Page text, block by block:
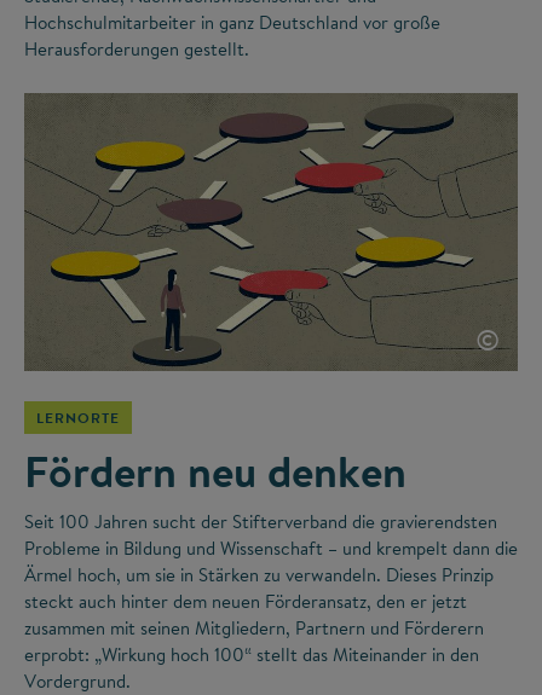
Hochschulmitarbeiter in ganz Deutschland vor große
Herausforderungen gestellt.
©
LERNORTE
Fördern neu denken
Seit 100 Jahren sucht der Stifterverband die gravierendsten
Probleme in Bildung und Wissenschaft – und krempelt dann die
Ärmel hoch, um sie in Stärken zu verwandeln. Dieses Prinzip
steckt auch hinter dem neuen Förderansatz, den er jetzt
zusammen mit seinen Mitgliedern, Partnern und Förderern
erprobt: „Wirkung hoch 100“ stellt das Miteinander in den
Vordergrund.